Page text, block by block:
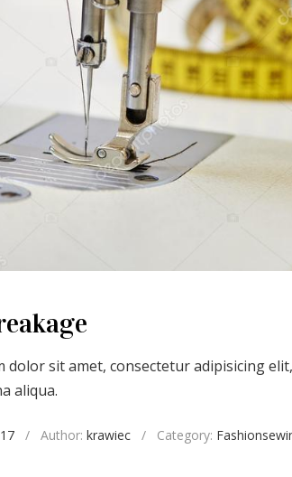
dolor sit amet, consectetur adipisicing
aliqua.
/ Author: krawiec / Category: